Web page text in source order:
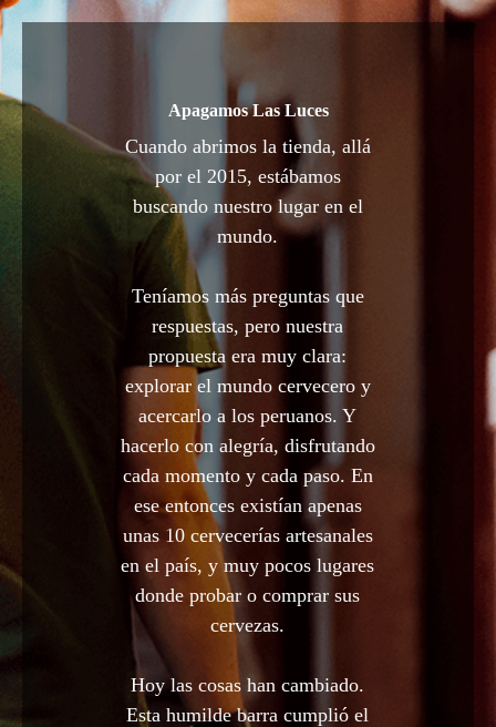
Apagamos Las Luces
Cuando abrimos la tienda, allá
por el 2015, estábamos
buscando nuestro lugar en el
mundo.
Teníamos más preguntas que
respuestas, pero nuestra
propuesta era muy clara:
explorar el mundo cervecero y
acercarlo a los peruanos. Y
hacerlo con alegría, disfrutando
cada momento y cada paso. En
ese entonces existían apenas
unas 10 cervecerías artesanales
en el país, y muy pocos lugares
donde probar o comprar sus
cervezas.
Hoy las cosas han cambiado.
Esta humilde barra cumplió el